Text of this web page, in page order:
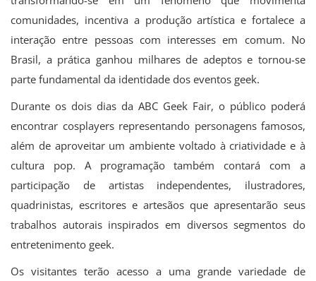
comunidades, incentiva a produção artística e fortalece a
interação entre pessoas com interesses em comum. No
Brasil, a prática ganhou milhares de adeptos e tornou-se
parte fundamental da identidade dos eventos geek.
Durante os dois dias da ABC Geek Fair, o público poderá
encontrar cosplayers representando personagens famosos,
além de aproveitar um ambiente voltado à criatividade e à
cultura pop. A programação também contará com a
participação de artistas independentes, ilustradores,
quadrinistas, escritores e artesãos que apresentarão seus
trabalhos autorais inspirados em diversos segmentos do
entretenimento geek.
Os visitantes terão acesso a uma grande variedade de